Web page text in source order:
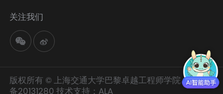
关注我们
版权所有 © 上海交通大学巴黎卓越工程师学院沪交ICP
备20131280 技术支持： ALA